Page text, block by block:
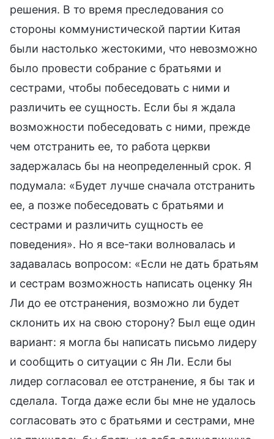
решения. В то время преследования со
стороны коммунистической партии Китая
были настолько жестокими, что невозможно
было провести собрание с братьями и
сестрами, чтобы побеседовать с ними и
различить ее сущность. Если бы я ждала
возможности побеседовать с ними, прежде
чем отстранить ее, то работа церкви
задержалась бы на неопределенный срок. Я
подумала: «Будет лучше сначала отстранить
ее, а позже побеседовать с братьями и
сестрами и различить сущность ее
поведения». Но я все-таки волновалась и
задавалась вопросом: «Если не дать братьям
и сестрам возможность написать оценку Ян
Ли до ее отстранения, возможно ли будет
склонить их на свою сторону? Был еще один
вариант: я могла бы написать письмо лидеру
и сообщить о ситуации с Ян Ли. Если бы
лидер согласовал ее отстранение, я бы так и
сделала. Тогда даже если бы мне не удалось
согласовать это с братьями и сестрами, мне